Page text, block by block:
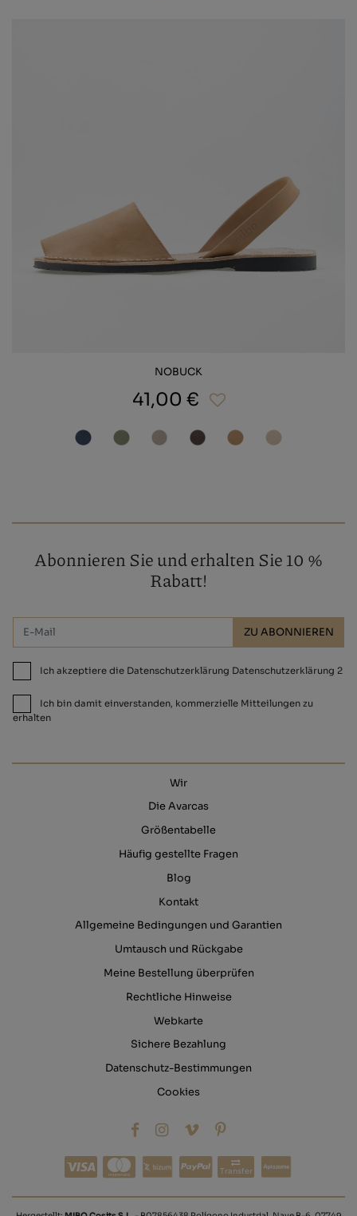
NOBUCK
41,00 €
Abonnieren Sie und erhalten Sie 10 %
Rabatt!
ZU ABONNIEREN
Ich akzeptiere die Datenschutzerklärung Datenschutzerklärung 2
Ich bin damit einverstanden, kommerzielle Mitteilungen zu
erhalten
Wir
Die Avarcas
Größentabelle
Häufig gestellte Fragen
Blog
Kontakt
Allgemeine Bedingungen und Garantien
Umtausch und Rückgabe
Meine Bestellung überprüfen
Rechtliche Hinweise
Webkarte
Sichere Bezahlung
Datenschutz-Bestimmungen
Cookies
Transfer